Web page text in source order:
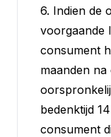
6. Indien de
voorgaande
consument
maanden na
bedenktijd
consument